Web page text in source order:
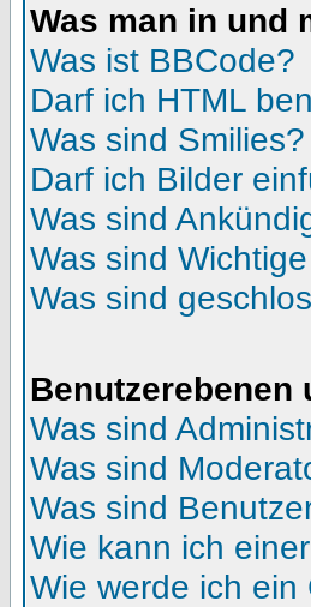
Was man in und
Was ist BBCode?
Darf ich HTML
Was sind Smilies?
Darf ich Bilder
Was sind
Was sind
Was sind
Benutzerebenen
Was sind
Was sind
Was sind
Wie kann ich
Wie werde ich